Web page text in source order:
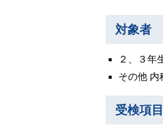
対象者
２、３年
その他 内
受検項目